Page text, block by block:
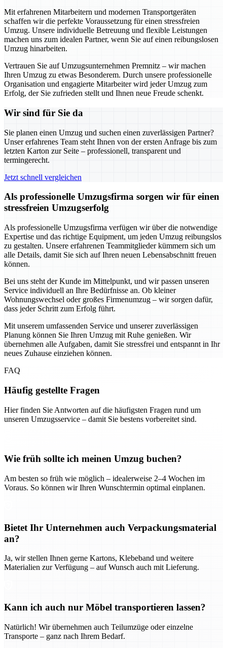
Mit erfahrenen Mitarbeitern und modernen Transportgeräten
schaffen wir die perfekte Voraussetzung für einen stressfreien
Umzug. Unsere individuelle Betreuung und flexible Leistungen
machen uns zum idealen Partner, wenn Sie auf einen reibungslosen
Umzug hinarbeiten.
Vertrauen Sie auf Umzugsunternehmen Premnitz – wir machen
Ihren Umzug zu etwas Besonderem. Durch unsere professionelle
Organisation und engagierte Mitarbeiter wird jeder Umzug zum
Erfolg, der Sie zufrieden stellt und Ihnen neue Freude schenkt.
Wir sind für Sie da
Sie planen einen Umzug und suchen einen zuverlässigen Partner?
Unser erfahrenes Team steht Ihnen von der ersten Anfrage bis zum
letzten Karton zur Seite – professionell, transparent und
termingerecht.
Jetzt schnell vergleichen
Als professionelle Umzugsfirma sorgen wir für einen
stressfreien Umzugserfolg
Als professionelle Umzugsfirma verfügen wir über die notwendige
Expertise und das richtige Equipment, um jeden Umzug reibungslos
zu gestalten. Unsere erfahrenen Teammitglieder kümmern sich um
alle Details, damit Sie sich auf Ihren neuen Lebensabschnitt freuen
können.
Bei uns steht der Kunde im Mittelpunkt, und wir passen unseren
Service individuell an Ihre Bedürfnisse an. Ob kleiner
Wohnungswechsel oder großes Firmenumzug – wir sorgen dafür,
dass jeder Schritt zum Erfolg führt.
Mit unserem umfassenden Service und unserer zuverlässigen
Planung können Sie Ihren Umzug mit Ruhe genießen. Wir
übernehmen alle Aufgaben, damit Sie stressfrei und entspannt in Ihr
neues Zuhause einziehen können.
FAQ
Häufig gestellte Fragen
Hier finden Sie Antworten auf die häufigsten Fragen rund um
unseren Umzugsservice – damit Sie bestens vorbereitet sind.
Wie früh sollte ich meinen Umzug buchen?
Am besten so früh wie möglich – idealerweise 2–4 Wochen im
Voraus. So können wir Ihren Wunschtermin optimal einplanen.
Bietet Ihr Unternehmen auch Verpackungsmaterial
an?
Ja, wir stellen Ihnen gerne Kartons, Klebeband und weitere
Materialien zur Verfügung – auf Wunsch auch mit Lieferung.
Kann ich auch nur Möbel transportieren lassen?
Natürlich! Wir übernehmen auch Teilumzüge oder einzelne
Transporte – ganz nach Ihrem Bedarf.